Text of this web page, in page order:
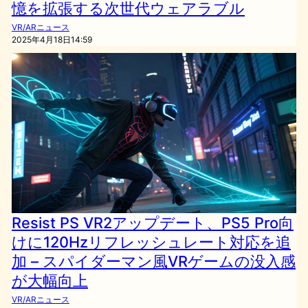
憶を拡張する次世代ウェアラブル
VR/ARニュース
2025年4月18日14:59
Resist PS VR2アップデート、PS5 Pro向
けに120Hzリフレッシュレート対応を追
加 – スパイダーマン風VRゲームの没入感
が大幅向上
VR/ARニュース